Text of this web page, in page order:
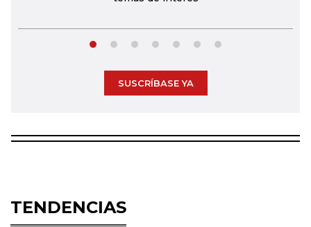
SUSCRÍBASE YA
TENDENCIAS